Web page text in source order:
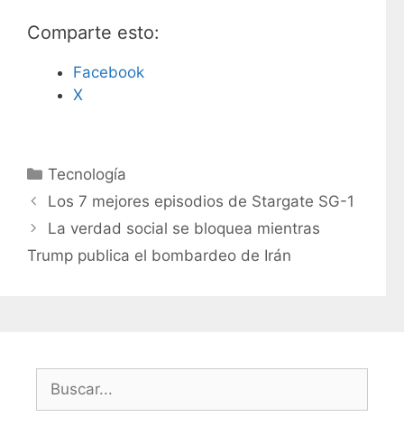
Comparte esto:
Facebook
X
C
a
e
g
s
Tecnología
Los 7 mejores episodios de Stargate SG-1
La verdad social se bloquea mientras
Trump publica el bombardeo de Irán